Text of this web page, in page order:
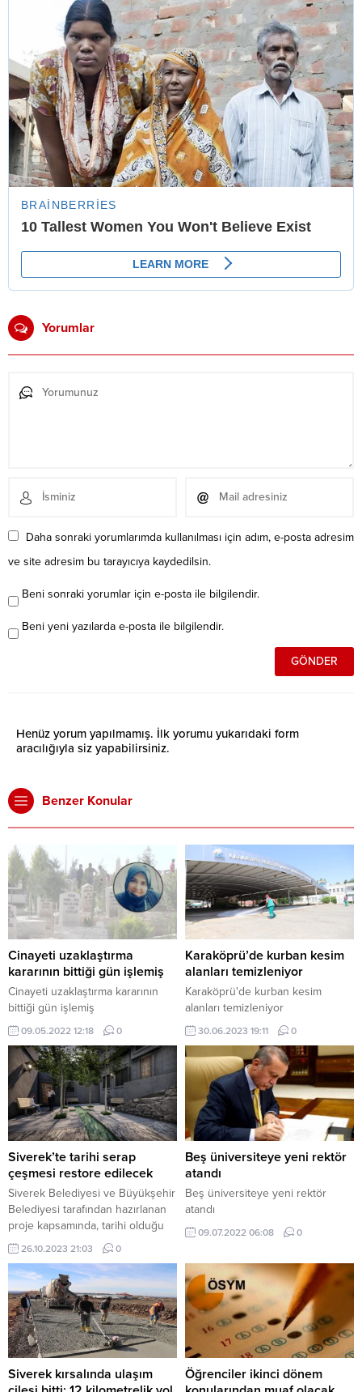
Yorumlar
Daha sonraki yorumlarımda kullanılması için adım, e-posta adresim
ve site adresim bu tarayıcıya kaydedilsin.
Beni sonraki yorumlar için e-posta ile bilgilendir.
Beni yeni yazılarda e-posta ile bilgilendir.
Henüz yorum yapılmamış. İlk yorumu yukarıdaki form
aracılığıyla siz yapabilirsiniz.
Benzer Konular
Cinayeti uzaklaştırma
kararının bittiği gün işlemiş
Cinayeti uzaklaştırma kararının
bittiği gün işlemiş
09.05.2022 12:18 0
Karaköprü’de kurban kesim
alanları temizleniyor
Karaköprü'de kurban kesim
alanları temizleniyor
30.06.2023 19:11 0
Siverek’te tarihi serap
çeşmesi restore edilecek
Siverek Belediyesi ve Büyükşehir
Belediyesi tarafından hazırlanan
proje kapsamında, tarihi olduğu
değerlendirilen Serap Çeşmesi
aslına uygun restore edilecek.
Kale Mahallesi Gerger
Caddesi’nde bulunan ve
bakımsızlık nedeniyle atıl
durumda kalan çeşmenin restore
edilmesi için Siverek Belediyesi
Destek Hizmetleri Müdürlüğü
ekiplerince hazırlanan proje
onaylandı. Restorasyon
26.10.2023 21:03 0
Beş üniversiteye yeni rektör
atandı
Beş üniversiteye yeni rektör
atandı
09.07.2022 06:08 0
Siverek kırsalında ulaşım
Öğrenciler ikinci dönem